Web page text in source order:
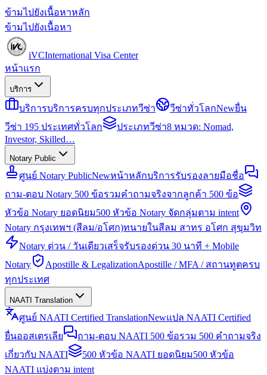
ข้ามไปยังเนื้อหาหลัก
ข้ามไปยังเนื้อหา
iVCInternational Visa Center
หน้าแรก
บริการ
บริการบริการครบทุกประเภทวีซ่า วีซ่าทั่วโลกNewยื่น
วีซ่า 195 ประเทศทั่วโลก
ประเภทวีซ่า8 หมวด: Nomad,
Investor, Skilled…
Notary Public
ศูนย์ Notary PublicNewหน้าหลักบริการรับรองลายมือชื่อ
ถาม-ตอบ Notary 500 ข้อรวมคำถามจริงจากลูกค้า 500 ข้อ
หัวข้อ Notary ยอดนิยม500 หัวข้อ Notary จัดกลุ่มตาม intent
Notary กรุงเทพฯ (สีลม/อโศก)ทนายในสีลม สาทร อโศก สุขุมวิท
Notary ด่วน / วันเดียวเสร็จรับรองด่วน 30 นาที + Mobile
Notary
Apostille & LegalizationApostille / MFA / สถานทูตครบ
ทุกประเทศ
NAATI Translation
ศูนย์ NAATI Certified TranslationNewแปล NAATI Certified
ยื่นออสเตรเลีย
ถาม-ตอบ NAATI 500 ข้อรวม 500 คำถามจริง
เกี่ยวกับ NAATI
500 หัวข้อ NAATI ยอดนิยม500 หัวข้อ
NAATI แบ่งตาม intent